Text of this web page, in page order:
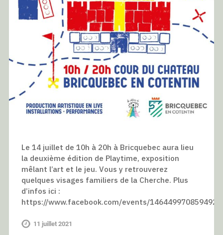
Le 14 juillet de 10h à 20h à Bricquebec aura lieu
la deuxième édition de Playtime, exposition
mêlant l’art et le jeu. Vous y retrouverez
quelques visages familiers de la Cherche. Plus
d’infos ici :
https://www.facebook.com/events/146449970859492
11 juillet 2021